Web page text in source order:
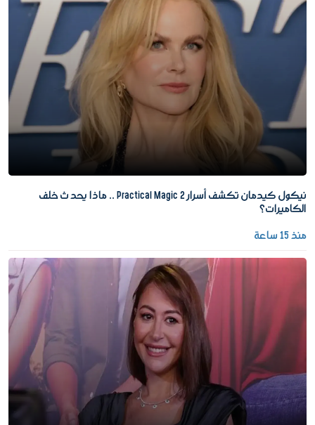
نيكول كيدمان تكشف أسرار Practical Magic 2 .. ماذا يحدث خلف
الكاميرات؟
منذ 15 ساعة